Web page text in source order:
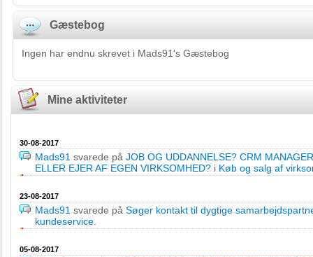
Gæstebog
Ingen har endnu skrevet i Mads91's Gæstebog
Mine aktiviteter
30-08-2017
Mads91 svarede på JOB OG UDDANNELSE? CRM
ELLER EJER AF EGEN VIRKSOMHED? i Køb og salg af
23-08-2017
Mads91 svarede på Søger kontakt til dygtige
kundeservice
05-08-2017